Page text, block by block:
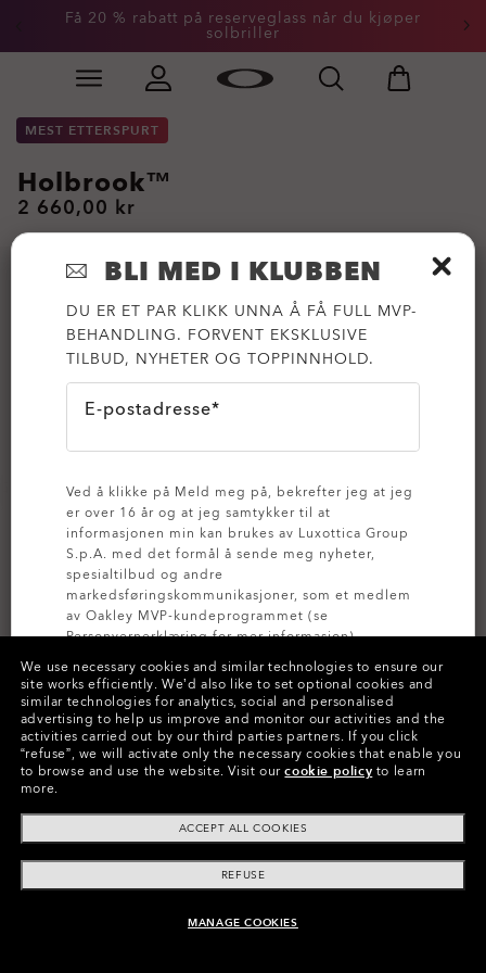
Skip to
content
Få 20 % rabatt på reserveglass når du kjøper
solbriller
Slide 3 of 3. Få 20 % rabatt på reserveglass når du
LEGG I HANDLEVOGN
MEST ETTERSPURT
Holbrook™
2 660,00 kr
TILPASS DEN
Farger (29) Prizm Sapphire PolarizedBrilleglass,
Matte BlackInnfatning
Str.:Én størrelse passer alle
PassformNormal - Bro Med Høy Passform
Vis størrelsesguide
We use necessary cookies and similar technologies to ensure our
site works efficiently. We’d also like to set optional cookies and
similar technologies for analytics, social and personalised
advertising to help us improve and monitor our activities and the
activities carried out by our third parties partners. If you click
“refuse”, we will activate only the necessary cookies that enable you
to browse and use the website. Visit ourcookie policy to learn
more.
ACCEPT ALL COOKIES
REFUSE
MANAGE COOKIES
BLI MED I KLUBBEN
DU ER ET PAR KLIKK UNNA Å FÅ FULL MVP-
BEHANDLING. FORVENT EKSKLUSIVE
TILBUD, NYHETER OG TOPPINNHOLD.
E-postadresse*
Ved å klikke på Meld meg på, bekrefter jeg at jeg
er over 16 år og at jeg samtykker til at
informasjonen min kan brukes av Luxottica Group
S.p.A. med det formål å sende meg nyheter,
spesialtilbud og andre
markedsføringskommunikasjoner, som et medlem
av Oakley MVP-kundeprogrammet (se
Personvernerklæringfor mer informasjon).
MELD DEG PÅ